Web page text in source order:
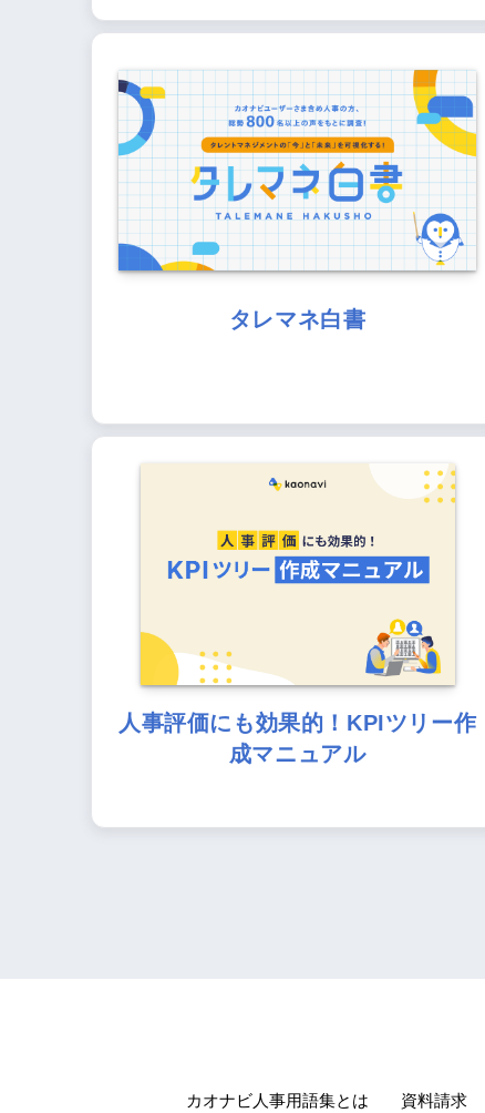
タレマネ白書
人事評価にも効果的！KPIツリー作
成マニュアル
カオナビ人事用語集とは 資料請求